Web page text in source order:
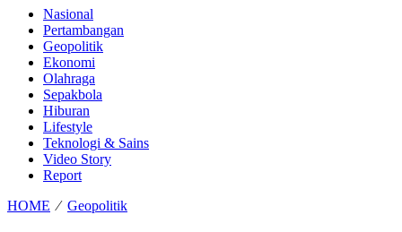
Nasional
Pertambangan
Geopolitik
Ekonomi
Olahraga
Sepakbola
Hiburan
Lifestyle
Teknologi & Sains
Video Story
Report
HOME ⁄ Geopolitik